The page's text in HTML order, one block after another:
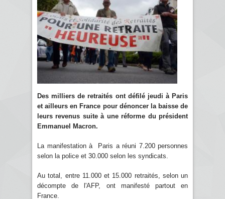
Des milliers de retraités ont défilé jeudi à Paris
et ailleurs en France pour dénoncer la baisse de
leurs revenus suite à une réforme du président
Emmanuel Macron.
La manifestation à Paris a réuni 7.200 personnes
selon la police et 30.000 selon les syndicats.
Au total, entre 11.000 et 15.000 retraités, selon un
décompte de l'AFP, ont manifesté partout en
France.